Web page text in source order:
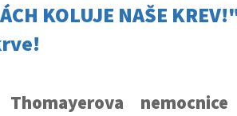
KOLUJE NAŠE
nemocnice